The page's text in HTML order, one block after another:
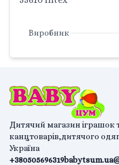
Виробник
Дитячий магазин іграшок
канцтоварів,дитячого
Україна
+380505696319